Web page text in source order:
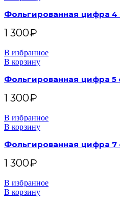
Фольгированная цифра 4
1 300₽
В избранное
В корзину
Фольгированная цифра 5
1 300₽
В избранное
В корзину
Фольгированная цифра 7
1 300₽
В избранное
В корзину